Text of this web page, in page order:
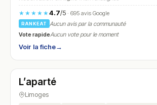
★★★★★4.7/5· 695 avis Google
RANKEAT
Aucun avis par la communauté
Vote rapideAucun vote pour le moment
Voir la fiche→
N° 14
L’aparté
Limoges